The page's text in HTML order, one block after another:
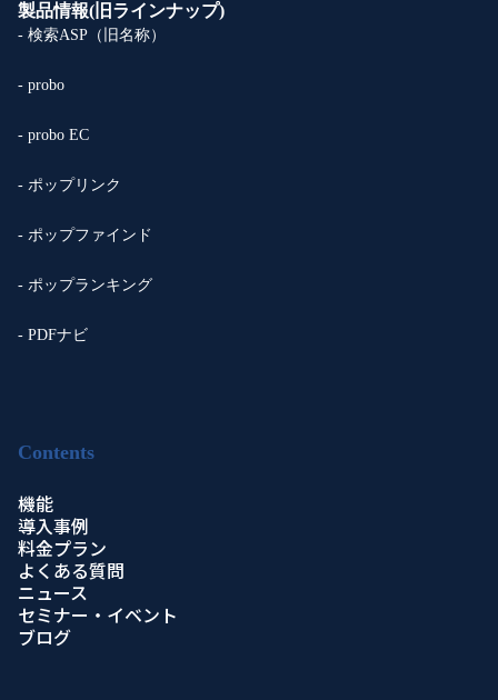
製品情報(旧ラインナップ)
- 検索ASP（旧名称）
- probo
- probo EC
- ポップリンク
- ポップファインド
- ポップランキング
- PDFナビ
Contents
機能
導入事例
料金プラン
よくある質問
ニュース
セミナー・イベント
ブログ